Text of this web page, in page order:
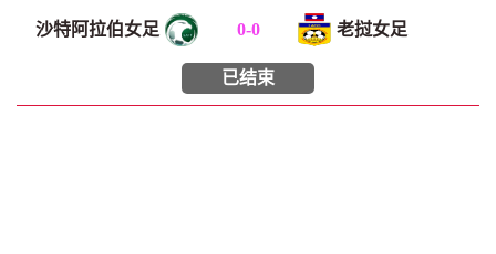
沙特阿拉伯女足 0-0 老挝女足
已结束